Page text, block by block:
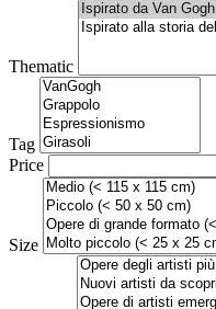
Thematic
Tag
Price
Size